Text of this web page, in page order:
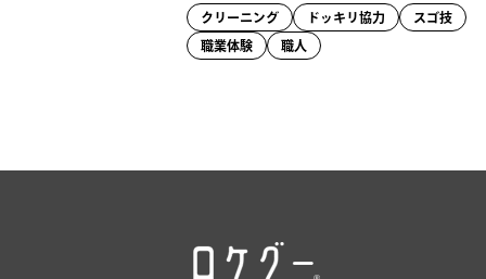
クリーニング ドッキリ協力 スゴ技
職業体験 職人